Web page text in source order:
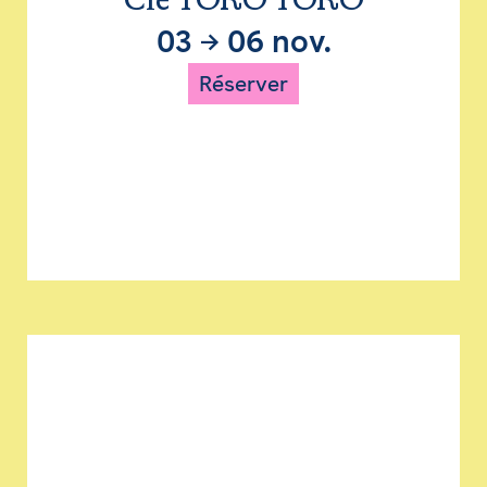
03 → 06 nov.
Réserver